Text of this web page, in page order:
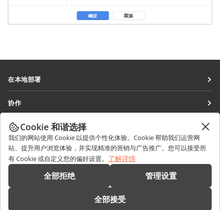
在本地部署
协作空间
工作区
连接器
桌面应用程序
移动应用程序
协作
针对翻译人员
针对博主
职位空缺
获取最新资讯
博客
获取帮助
论坛
销售相关问题
sales@onlyoffice.com
partners@onlyoffice.com
Cookie 和谐选择
我们的网站使用 Cookie 以提供个性化体验。Cookie 帮助我们运营网
站、提升用户浏览体验，并实现精准的营销与广告推广。您可以接受所
有 Cookie 或自定义您的偏好设置。 了解详情
全部拒绝 管理设置
全部接受